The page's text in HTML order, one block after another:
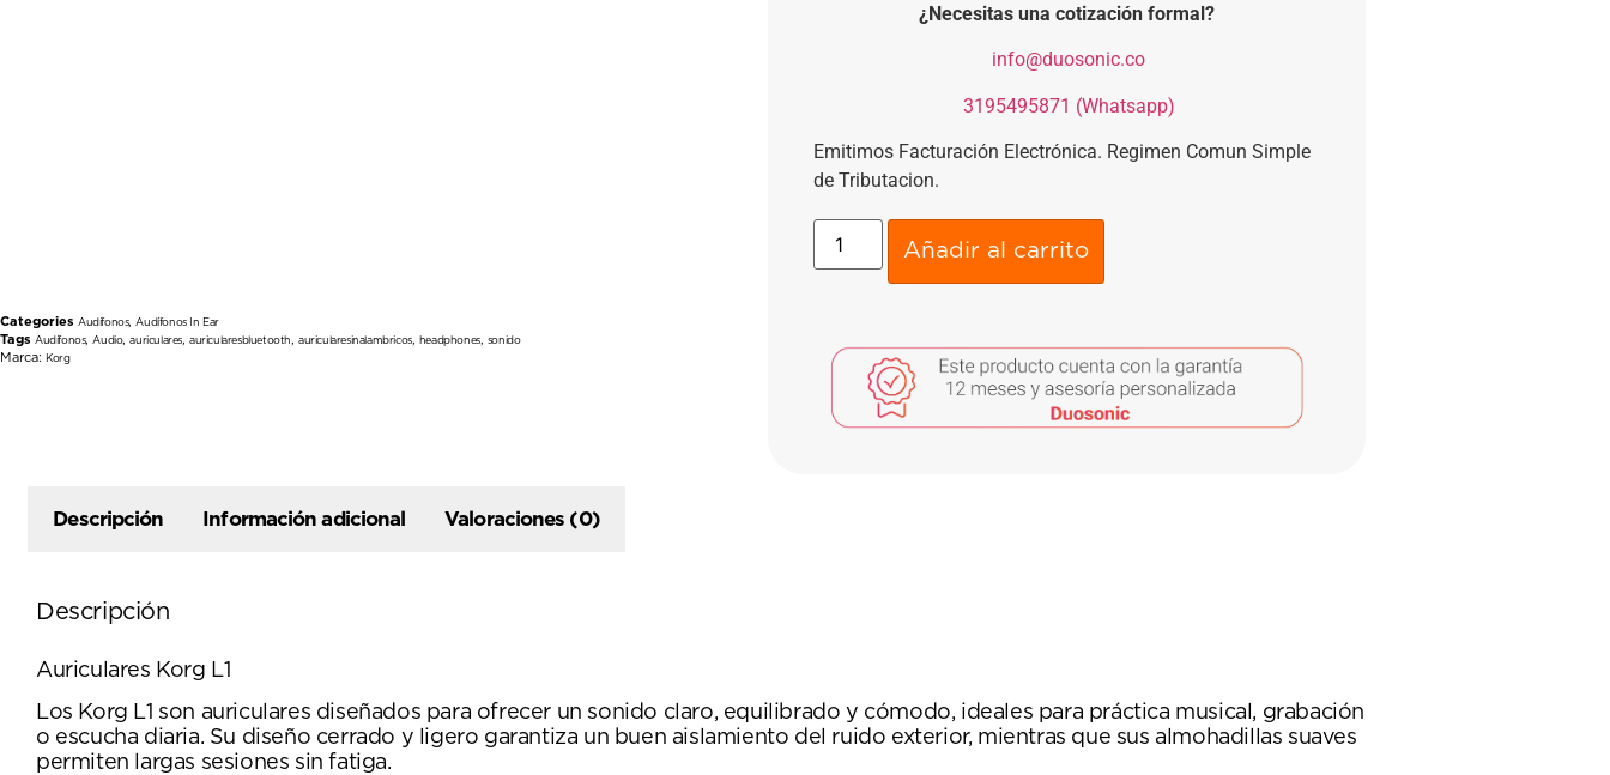
Categories Audífonos, Audífonos In Ear
Tags Audífonos, Audio,auriculares,auricularesbluetooth,auricularesinalambricos, headphones, sonido
Marca: Korg
¿Necesitas una cotización formal?
info@duosonic.co
3195495871 (Whatsapp)
Emitimos Facturación Electrónica. Regimen Comun Simple
de Tributacion.
Añadir al carrito
Descripción Información adicional Valoraciones (0)
Descripción
Auriculares Korg L1
Los Korg L1 son auriculares diseñados para ofrecer un sonido claro, equilibrado y cómodo, ideales para práctica musical, grabación
o escucha diaria. Su diseño cerrado y ligero garantiza un buen aislamiento del ruido exterior, mientras que sus almohadillas suaves
permiten largas sesiones sin fatiga.